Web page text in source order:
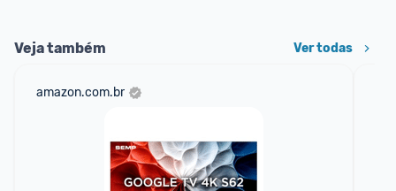
Veja também Ver todas
amazon.com.br